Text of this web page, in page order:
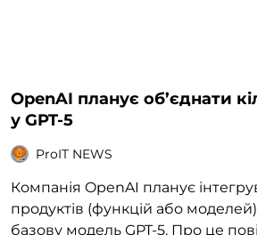
OpenAI планує об’єднати
у GPT-5
ProIT NEWS
Компанія OpenAI планує
продуктів (функцій або
базову модель GPT-5. Про це